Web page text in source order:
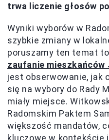
trwa liczenie głosów
Wyniki wyborów w
szybkie zmiany w
poruszamy ten temat
zaufanie mieszkańców
jest obserwowanie, jak
się na wybory do Rady
miały miejsce.
Radomskim Paktem
większość mandatów,
kluczowe w kontekście